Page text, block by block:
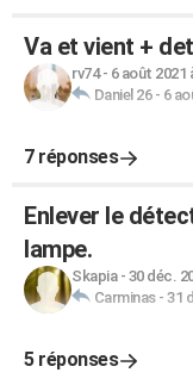
Va et vient +
rv74- 6 août 2021
Daniel 26- 6
7 réponses
Enlever le
lampe.
Skapia- 30 déc.
Carminas- 31
5 réponses